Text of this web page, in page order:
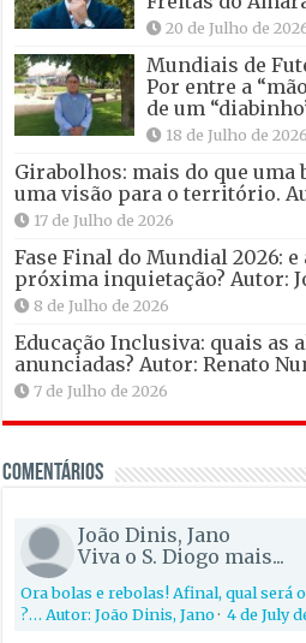
20 de Julho de
Mundiais de
Por entre a
de um
18 de Julho de 2026
Girabolhos: mais do que uma
uma visão para o território.
17 de Julho de 2026
Fase Final do Mundial 2026: e
próxima inquietação? Autor:
8 de Julho de 2026
Educação Inclusiva: quais as
anunciadas? Autor: Renato
7 de Julho de 2026
Comentários
João Dinis, Jano
Viva o S. Diogo mais...
Ora bolas e rebolas! Afinal, qual será
?… Autor: João Dinis, Jano·4 de July